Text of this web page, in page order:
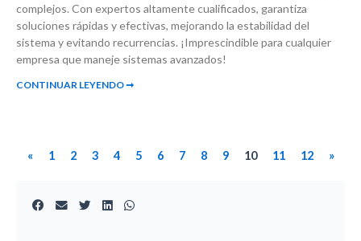
complejos. Con expertos altamente cualificados, garantiza
soluciones rápidas y efectivas, mejorando la estabilidad del
sistema y evitando recurrencias. ¡Imprescindible para cualquier
empresa que maneje sistemas avanzados!
CONTINUAR LEYENDO ➞
« 1 2 3 4 5 6 7 8 9 10 11 12 »